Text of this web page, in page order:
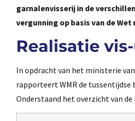
garnalenvisserij in de
vergunning op basis van de
Realisatie
In opdracht van het ministerie
rapporteert WMR de
Onderstaand het overzicht van